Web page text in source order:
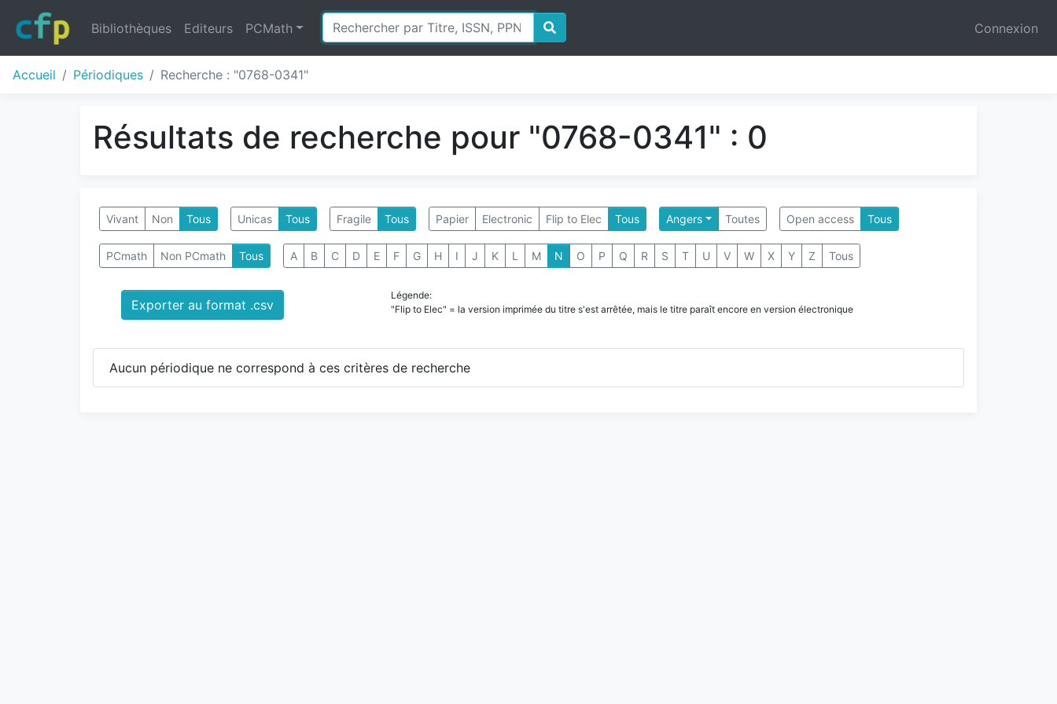
Bibliothèques Editeurs PCMath Connexion
Accueil Périodiques Recherche : "0768-0341"
Résultats de recherche pour "0768-0341" : 0
Vivant Non Tous Unicas Tous Fragile Tous Papier Electronic Flip to Elec Tous Angers Toutes Open access Tous
PCmath Non PCmath Tous A B C D E F G H I J K L M N O P Q R S T U V W X Y Z Tous
Exporter au format .csv
Légende:
"Flip to Elec" = la version imprimée du titre s'est arrêtée, mais le titre paraît encore en version électronique
Aucun périodique ne correspond à ces critères de recherche